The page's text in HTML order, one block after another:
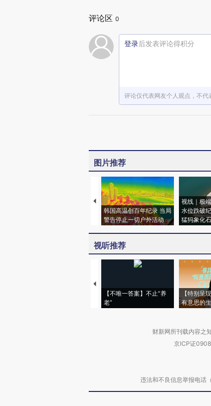
评论区 0
登录后发表评论得积分
评论仅代表网友个人观点，不代
图片推荐
韩国高温创百年纪录 当局
警告停止一切户外活动
视线｜极
水位跌破
猛犸象化
视听推荐
【不唯一答案】不止“养
老”
【特别呈
有意思的
财新网所刊载内容之
京ICP证
违法和不良信息举报电